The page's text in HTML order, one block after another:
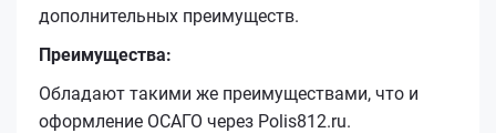
дополнительных преимуществ.
Преимущества:
Обладают такими же преимуществами, что и
оформление ОСАГО через Polis812.ru.